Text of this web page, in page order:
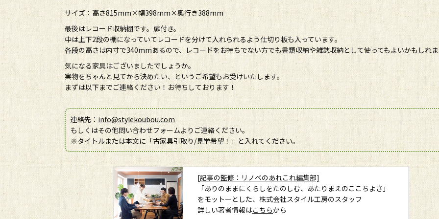
サイズ：高さ815mm×幅398mm×奥行き388mm
最後はレコード収納棚です。扉付き。
中は上下2段の棚になっていてレコードを分けて入れられるよう仕切り板も入っています。
各段の高さは内寸で340mmあるので、レコードをお持ちでない方でも書類収納や雑誌収納として使ってもよいかもしれ
気になる家具はございましたでしょうか。
実物をちゃんと見てから決めたい、というご希望もお受けいたします。
まずは以下までご連絡ください！お待ちしております！
連絡先： info@stylekoubou.com
もしくはその他問い合わせフォームよりご連絡ください。
※タイトルまたは本文に「古家具引取り/見学希望！」と入れてください。
[記事の監修：リノベのあれこれ編集部]
「ありのままにくらしをたのしむ、あたりまえのここちよさ」
をモットーとした、株式会社スタイル工房のスタッフ
詳しい著者情報はこちらから